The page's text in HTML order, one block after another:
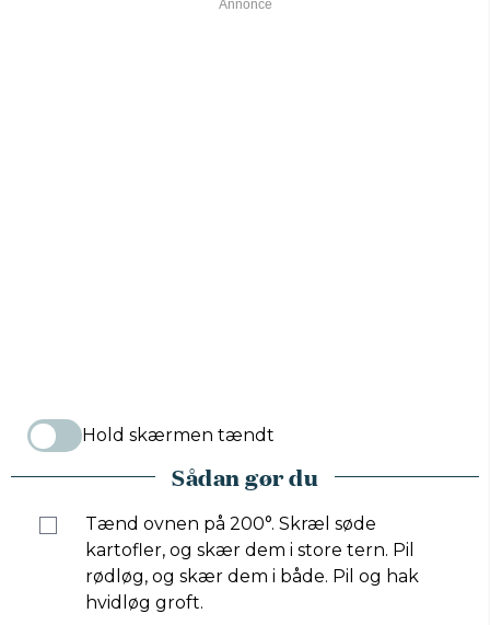
Hold skærmen tændt
Sådan gør du
Tænd ovnen på 200°. Skræl søde
kartofler, og skær dem i store tern. Pil
rødløg, og skær dem i både. Pil og hak
hvidløg groft.